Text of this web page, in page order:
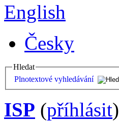
English
Česky
Hledat
Plnotextové vyhledávání
ISP (příhlásit)